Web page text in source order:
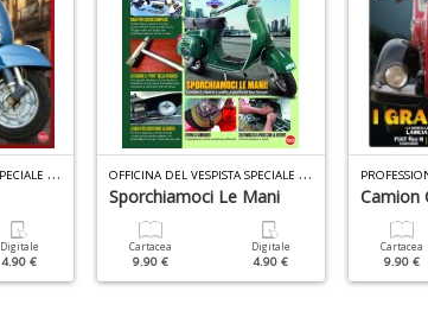
O
FFICINA DEL VESPISTA SPECIALE N.5
Digitale
4.90 €
O
FFICINA DEL VESPISTA SPECIALE N.7
Sporchiamoci Le Mani
Cartacea
9.90 €
Digitale
4.90 €
Camion
Cartacea
9.90 €